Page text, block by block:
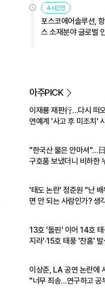
4시간전
포스코에어솔루션,
스 소재분야 글로벌
아주PICK
이재룡 재판行…다시 떠
연예계 '사고 후 미조치'
"한국산 물은 안마셔"…
구호품 보냈더니 비하한
'태도 논란' 정준원 "난 배
면 안 되는 사람인가? 생
13호 '돌핀' 이어 14호
지라'·15호 태풍 '찬홈'
이상준, LA 공연 논란에
"너무 죄송…연구하고 공